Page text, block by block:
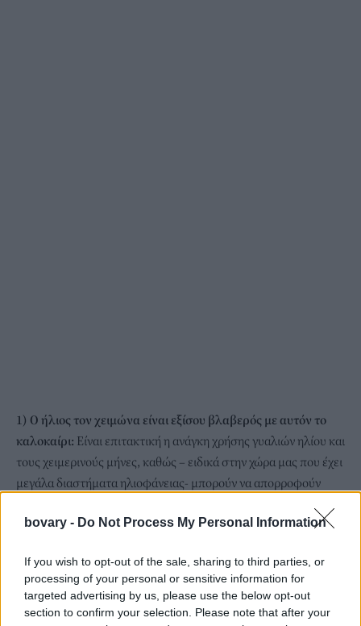
bovary - Do Not Process My Personal Information
If you wish to opt-out of the sale, sharing to third parties, or
processing of your personal or sensitive information for
targeted advertising by us, please use the below opt-out
section to confirm your selection. Please note that after your
1) Ο ήλιος τον χειμώνα είναι εξίσου βλαβερός με αυτόν το
καλοκαίρι: Είναι επιτακτική η ανάγκη χρήσης γυαλιών ηλίου και
τους χειμερινούς μήνες, καθώς – ειδικά στην χώρα μας που έχει
μεγάλα διαστήματα ηλιοφάνειας- μπορούν να απορροφούν
μάτια δεν προστατεύονται και τον χειμώνα, είμαστε
φλεγμονές στο εσωτερικό των βλεφάρων (επιπεφυκίτιδες),
θόλωμα του φακού του ματιού (καταρράκτης), ερυθρίαση των
ματιών κ.α.